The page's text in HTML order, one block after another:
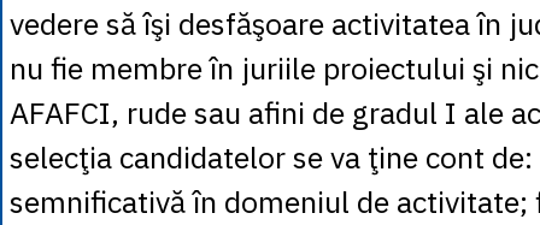
vedere să îşi desfăşoare activitatea în
nu fie membre în juriile proiectului şi
AFAFCI, rude sau afini de gradul I ale
selecţia candidatelor se va ţine cont
semnificativă în domeniul de activitate;